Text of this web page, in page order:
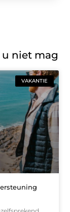
niet mag
VAKANTIE